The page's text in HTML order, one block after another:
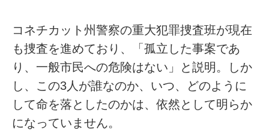
コネチカット州警察の重大犯罪捜査班が現在
も捜査を進めており、「孤立した事案であ
り、一般市民への危険はない」と説明。しか
し、この3人が誰なのか、いつ、どのように
して命を落としたのかは、依然として明らか
になっていません。